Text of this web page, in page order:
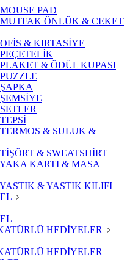
PAD
ÖNLÜK & CEKET
& KIRTASİYE
& ÖDÜL KUPASI
& SULUK &
& SWEATSHİRT
KARTI & MASA
& YASTIK KILIFI
HEDİYELER
HEDİYELER